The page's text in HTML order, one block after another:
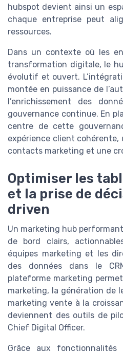
hubspot devient ainsi un
chaque entreprise peut
ressources.
Dans un contexte où les
transformation digitale, le
évolutif et ouvert.
montée en puissance de
l’enrichissement des
gouvernance continue. En
centre de cette
expérience client cohérente,
contacts marketing et une
Optimiser les
et la prise de
driven
Un marketing hub
de bord clairs,
équipes marketing et les
des données dans le
plateforme marketing
marketing, la génération de
marketing vente à la
deviennent des outils de
Chief Digital Officer.
Grâce aux fonctionnalités